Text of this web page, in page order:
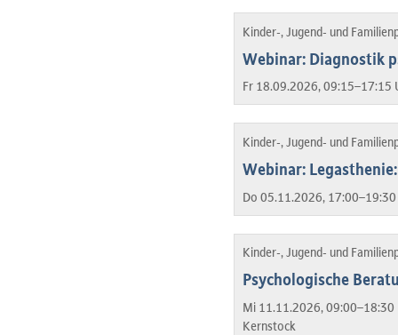
Kinder-, Jugend- und
Webinar: Diagnostik
Fr 18.09.2026, 09:15–17:15
Kinder-, Jugend- und
Webinar:
Do 05.11.2026,
Kinder-, Jugend- und
Psychologische
Mi 11.11.2026,
Kernstock